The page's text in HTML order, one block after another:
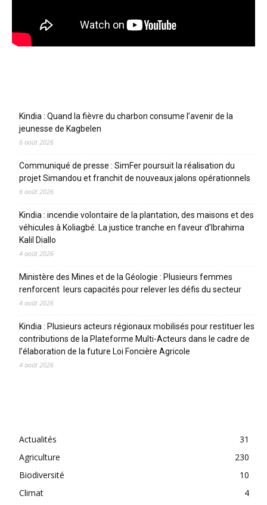
Kindia : Quand la fièvre du charbon consume l’avenir de la
jeunesse de Kagbelen
6 août 2026
Communiqué de presse : SimFer poursuit la réalisation du
projet Simandou et franchit de nouveaux jalons opérationnels
6 août 2026
Kindia : incendie volontaire de la plantation, des maisons et des
véhicules à Koliagbé. La justice tranche en faveur d’Ibrahima
Kalil Diallo
4 août 2026
Ministère des Mines et de la Géologie : Plusieurs femmes
renforcent leurs capacités pour relever les défis du secteur
4 août 2026
Kindia : Plusieurs acteurs régionaux mobilisés pour restituer les
contributions de la Plateforme Multi-Acteurs dans le cadre de
l’élaboration de la future Loi Foncière Agricole
4 août 2026
Actualités
31
Agriculture
230
Biodiversité
10
Climat
4